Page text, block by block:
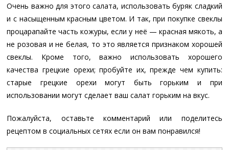
Очень важно для этого салата, использовать буряк сладкий
и с насыщенным красным цветом. И так, при покупке свеклы
процарапайте часть кожуры, если у неё — красная мякоть, а
не розовая и не белая, то это является признаком хорошей
свеклы. Кроме того, важно использовать хорошего
качества грецкие орехи; пробуйте их, прежде чем купить:
старые грецкие орехи могут быть горьким и при
использовании могут сделает ваш салат горьким на вкус.
Пожалуйста, оставьте комментарий или поделитесь
рецептом в социальных сетях если он вам понравился!